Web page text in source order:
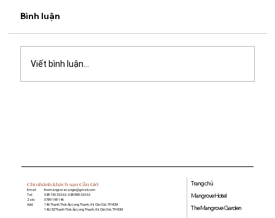
Bình luận
Viết bình luận...
Chi nhánh khách sạn Cần Giờ
Email:
Tel:
Zalo:
Add:
themangrovecangio@gmail.com
028 730 333 63 - 028 888 333 63
0789 198 146
146 Thạnh Thới, Ấp Long Thạnh, Xã Cần Giờ, TP. HCM
146/22 Thạnh Thới, Ấp Long Thạnh, Xã Cần Giờ, TP. HCM
Trang chủ
Mangrove Hotel
The Mangrove Garden